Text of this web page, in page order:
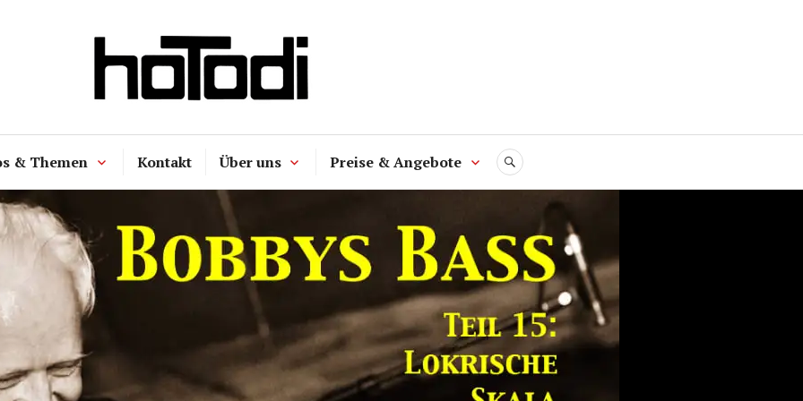
hoTodi
& Themen Kontakt Über uns Preise & Angebote SUCHE